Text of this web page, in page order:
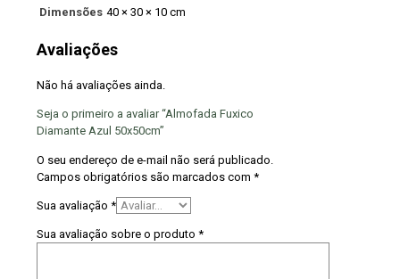
Dimensões 40 × 30 × 10 cm
Avaliações
Não há avaliações ainda.
Seja o primeiro a avaliar “Almofada Fuxico
Diamante Azul 50x50cm”
O seu endereço de e-mail não será publicado.
Campos obrigatórios são marcados com *
Sua avaliação *
Sua avaliação sobre o produto *